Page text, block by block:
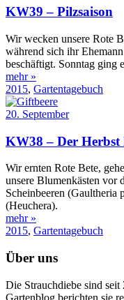
KW39 – Pilzsaison
Wir wecken unsere Rote
während sich ihr
beschäftigt. Sonntag ging
mehr »
2015, Gartentagebuch
20. September
KW38 – Der
Wir ernten Rote Bete,
unsere Blumenkästen vor
Scheinbeeren (Gaultheria
(Heuchera).
mehr »
2015, Gartentagebuch
Über uns
Die Strauchdiebe sind
Gartenblog berichten sie